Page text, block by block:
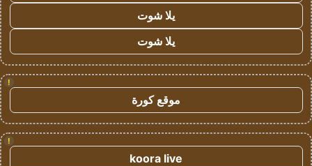
يلا شوت
يلا شوت
!
موقع كورة
!
koora live